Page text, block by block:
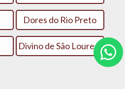
Dores do Rio Preto
Divino de São Lourenço